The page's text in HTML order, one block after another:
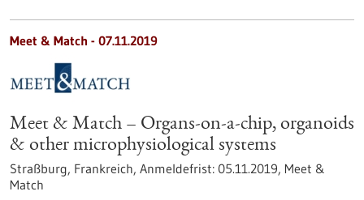
Meet & Match - 07.11.2019
Meet & Match – Organs-on-a-chip, organoids
& other microphysiological systems
Straßburg, Frankreich, Anmeldefrist: 05.11.2019, Meet &
Match